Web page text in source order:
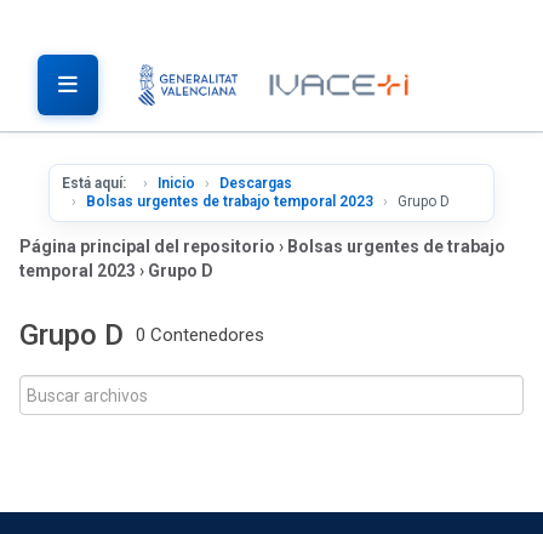
Está aquí: Inicio
Descargas
Bolsas urgentes de trabajo temporal 2023
Grupo D
Página principal del repositorio › Bolsas urgentes de trabajo
temporal 2023 › Grupo D
Grupo D 0 Contenedores